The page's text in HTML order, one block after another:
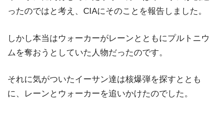
ったのではと考え、CIAにそのことを報告しました。
しかし本当はウォーカーがレーンとともにプルトニウ
ムを奪おうとしていた人物だったのです。
それに気がついたイーサン達は核爆弾を探すととも
に、レーンとウォーカーを追いかけたのでした。